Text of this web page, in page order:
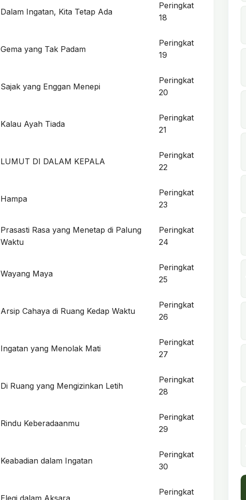
Dalam Ingatan, Kita Tetap Ada
Peringkat
18
Gema yang Tak Padam
Peringkat
19
Sajak yang Enggan Menepi
Peringkat
20
Kalau Ayah Tiada
Peringkat
21
LUMUT DI DALAM KEPALA
Peringkat
22
Hampa
Peringkat
23
Prasasti Rasa yang Menetap di Palung
Waktu
Peringkat
24
Wayang Maya
Peringkat
25
Arsip Cahaya di Ruang Kedap Waktu
Peringkat
26
Ingatan yang Menolak Mati
Peringkat
27
Di Ruang yang Mengizinkan Letih
Peringkat
28
Rindu Keberadaanmu
Peringkat
29
Keabadian dalam Ingatan
Peringkat
30
Elegi dalam Aksara
Peringkat